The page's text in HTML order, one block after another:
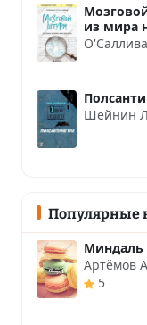
из мира
Шейнин
Популярные
Миндаль
Артёмов
5